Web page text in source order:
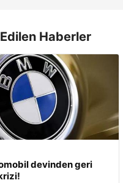
Haberler
devinden geri